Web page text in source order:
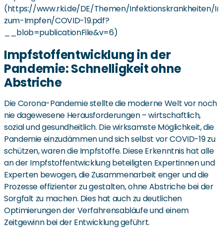
(https://www.rki.de/DE/Themen/
zum-Impfen/COVID-19.pdf?
__blob=publicationFile&v=6)
Impfstoffentwicklung in der
Pandemie: Schnelligkeit ohne
Abstriche
Die Corona-Pandemie stellte die moderne Welt vor noch
nie dagewesene Herausforderungen – wirtschaftlich,
sozial und gesundheitlich. Die wirksamste Möglichkeit, die
Pandemie einzudämmen und sich selbst vor COVID-19 zu
schützen, waren die Impfstoffe. Diese Erkenntnis hat alle
an der Impfstoffentwicklung beteiligten Expertinnen und
Experten bewogen, die Zusammenarbeit enger und die
Prozesse effizienter zu gestalten, ohne Abstriche bei der
Sorgfalt zu machen. Dies hat auch zu deutlichen
Optimierungen der Verfahrensabläufe und einem
Zeitgewinn bei der Entwicklung geführt.